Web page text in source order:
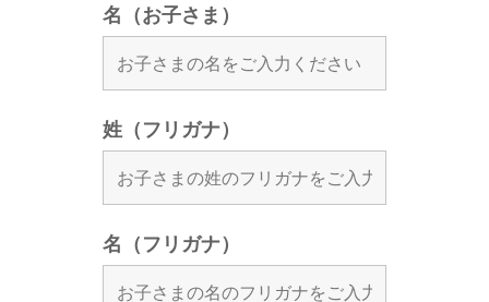
名（お子さま）
姓（フリガナ）
名（フリガナ）